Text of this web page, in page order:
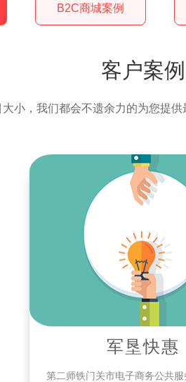
B2C商城案例
客户案例
大小，我们都会不遗余力的为您提
军垦快惠
第二师铁门关市电子商务公共服